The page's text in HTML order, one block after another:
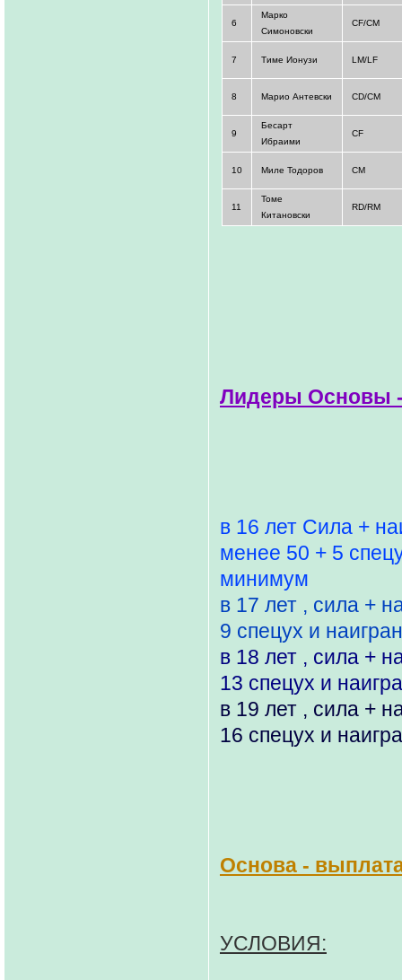
6
Марко
Симоновски
CF/CM
7 Тиме Ионузи LМ/LF
8 Марио Антевски CD/CM
9
Бесарт
Ибраими
CF
10 Миле Тодоров CM
11
Томе
Китановски
RD/RМ
Лидеры Основы -
в 16 лет Сила +
менее 50 + 5
минимум
в 17 лет , сила +
9 спецух и
в 18 лет , сила +
13 спецух и
в 19 лет , сила +
16 спецух и
Основа -
УСЛОВИЯ: